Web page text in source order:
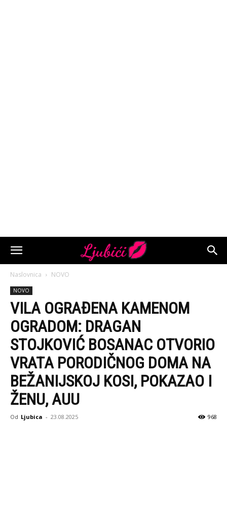
Naslovnica NOVO
NOVO
VILA OGRAĐENA KAMENOM
OGRADOM: DRAGAN
STOJKOVIĆ BOSANAC OTVORIO
VRATA PORODIČNOG DOMA NA
BEŽANIJSKOJ KOSI, POKAZAO I
ŽENU, AUU
Od Ljubica - 23.08.2025 968